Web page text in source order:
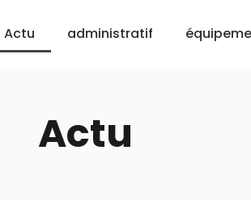
Actu administratif
Actu